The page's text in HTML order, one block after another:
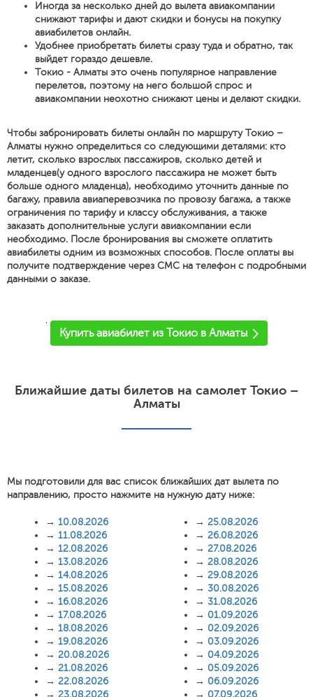
Иногда за несколько дней до вылета авиакомпании
снижают тарифы и дают скидки и бонусы на покупку
авиабилетов онлайн.
Удобнее приобретать билеты сразу туда и обратно, так
выйдет гораздо дешевле.
Токио - Алматы это очень популярное направление
перелетов, поэтому на него большой спрос и
авиакомпании неохотно снижают цены и делают скидки.
Чтобы забронировать билеты онлайн по маршруту Токио –
Алматы нужно определиться со следующими деталями: кто
летит, сколько взрослых пассажиров, сколько детей и
младенцев(у одного взрослого пассажира не может быть
больше одного младенца), необходимо уточнить данные по
багажу, правила авиаперевозчика по провозу багажа, а также
ограничения по тарифу и классу обслуживания, а также
заказать дополнительные услуги авиакомпании если
необходимо. После бронирования вы сможете оплатить
авиабилеты одним из возможных способов. После оплаты вы
получите подтверждение через СМС на телефон с подробными
данными о заказе.
'
Купить авиабилет из Токио в Алматы
Ближайшие даты билетов на самолет Токио –
Алматы
Мы подготовили для вас список ближайших дат вылета по
направлению, просто нажмите на нужную дату ниже:
→ 10.08.2026
→ 11.08.2026
→ 12.08.2026
→ 13.08.2026
→ 14.08.2026
→ 15.08.2026
→ 16.08.2026
→ 17.08.2026
→ 18.08.2026
→ 19.08.2026
→ 20.08.2026
→ 21.08.2026
→ 22.08.2026
→ 23.08.2026
→ 25.08.2026
→ 26.08.2026
→ 27.08.2026
→ 28.08.2026
→ 29.08.2026
→ 30.08.2026
→ 31.08.2026
→ 01.09.2026
→ 02.09.2026
→ 03.09.2026
→ 04.09.2026
→ 05.09.2026
→ 06.09.2026
→ 07.09.2026